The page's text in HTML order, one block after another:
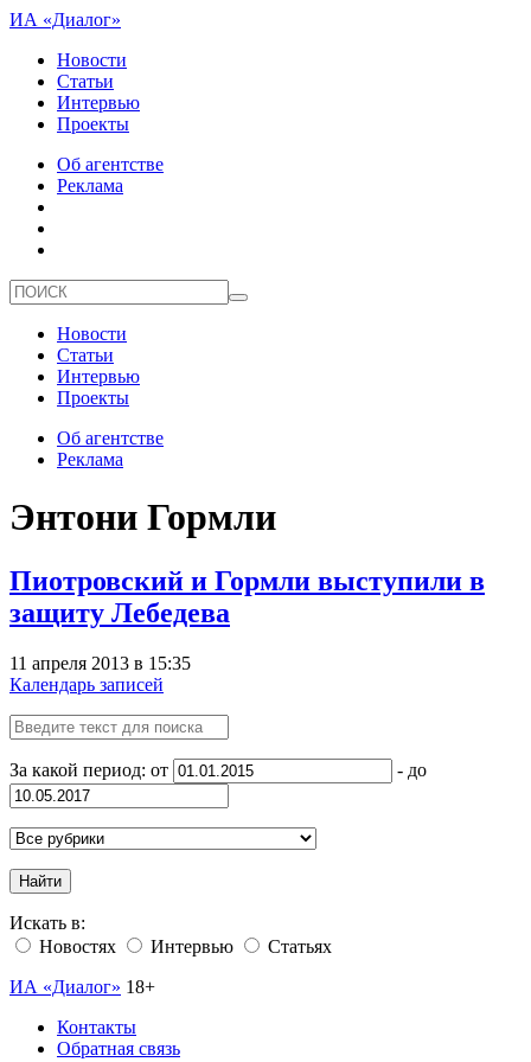
ИА «Диалог»
Новости
Статьи
Интервью
Проекты
Об агентстве
Реклама
Новости
Статьи
Интервью
Проекты
Об агентстве
Реклама
Энтони Гормли
Пиотровский и Гормли выступили в
защиту Лебедева
11 апреля 2013 в 15:35
Календарь записей
За какой период: от - до
Найти
Искать в:
Новостях
Интервью
Статьях
ИА «Диалог» 18+
Контакты
Обратная связь